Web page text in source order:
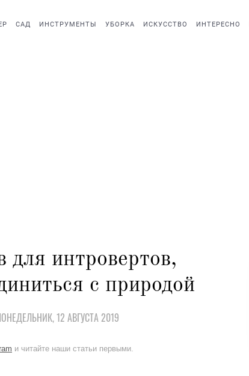
САД ИНСТРУМЕНТЫ УБОРКА ИСКУССТВО ИНТЕРЕСНО
интровертов,
с природой
12 АВГУСТА 2019
и читайте наши статьи первыми.